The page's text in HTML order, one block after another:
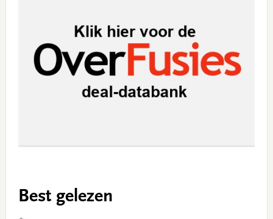
Best gelezen